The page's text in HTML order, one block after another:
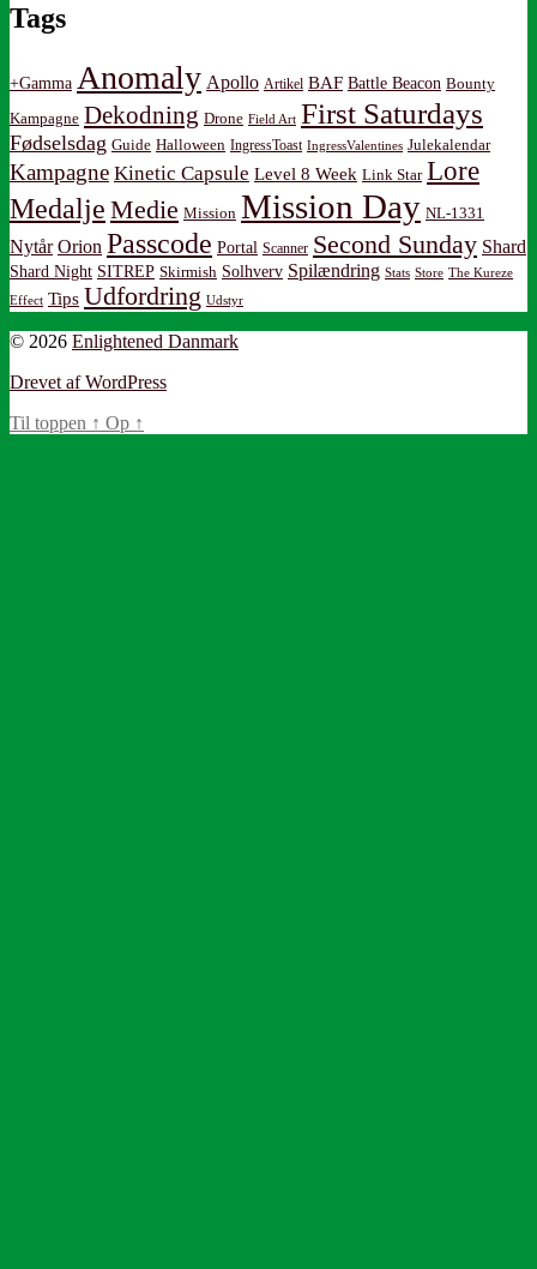
Tags
+Gamma Anomaly Apollo Artikel BAF Battle Beacon Bounty
Kampagne Dekodning Drone Field Art First Saturdays
Fødselsdag Guide Halloween IngressToast IngressValentines Julekalendar
Kampagne Kinetic Capsule Level 8 Week Link Star Lore
Medalje Medie Mission Mission Day NL-1331
Nytår Orion Passcode Portal Scanner Second Sunday Shard
Shard Night SITREP Skirmish Solhverv Spilændring Stats Store The Kureze
Effect Tips Udfordring Udstyr
© 2026 Enlightened Danmark
Drevet af WordPress
Til toppen ↑ Op ↑